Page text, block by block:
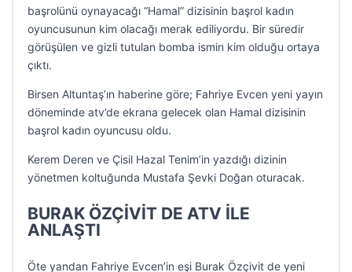
başrolünü oynayacağı “Hamal” dizisinin başrol kadın
oyuncusunun kim olacağı merak ediliyordu. Bir süredir
görüşülen ve gizli tutulan bomba ismin kim olduğu ortaya
çıktı.
Birsen Altuntaş’ın haberine göre; Fahriye Evcen yeni yayın
döneminde atv’de ekrana gelecek olan Hamal dizisinin
başrol kadın oyuncusu oldu.
Kerem Deren ve Çisil Hazal Tenim’in yazdığı dizinin
yönetmen koltuğunda Mustafa Şevki Doğan oturacak.
BURAK ÖZÇİVİT DE ATV İLE
ANLAŞTI
Öte yandan Fahriye Evcen’in eşi Burak Özçivit de yeni